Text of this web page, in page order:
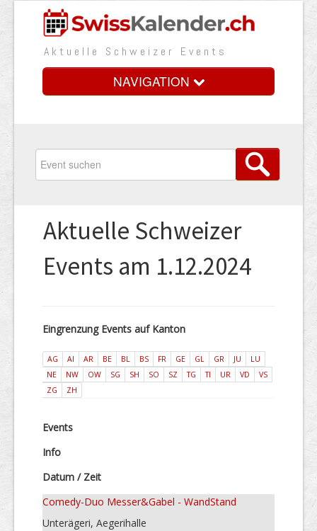
Aktuelle Schweizer Events
NAVIGATION
Vorteile
Medienbooster
Event erfassen
Aktuelle Schweizer
Events am 1.12.2024
Eingrenzung Events auf Kanton
AG AI AR BE BL BS FR GE GL GR JU
LU
NE
NW OW SG SH SO SZ TG TI UR VD
VS
ZG
ZH
Events
Info
Datum / Zeit
Comedy-Duo Messer&Gabel - WandStand
Unterägeri, Aegerihalle